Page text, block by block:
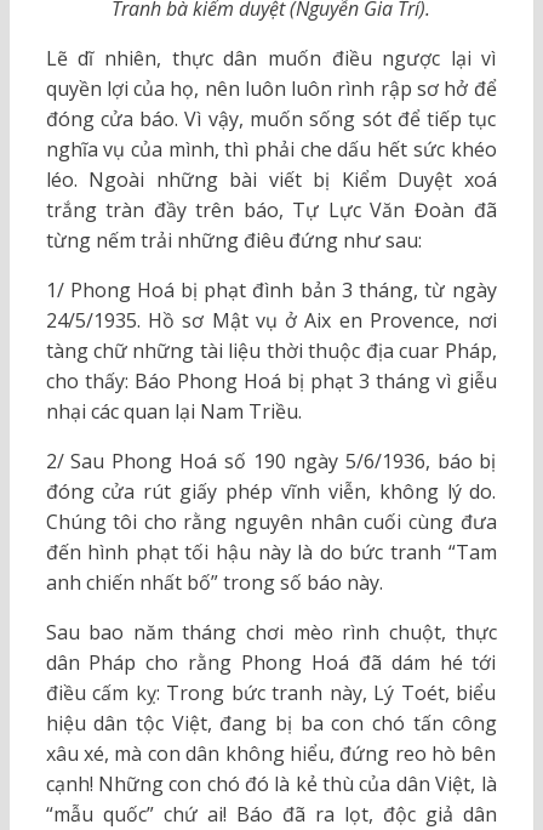
Tranh bà kiểm duyệt (Nguyễn Gia Trí).
Lẽ dĩ nhiên, thực dân muốn điều ngược lại vì
quyền lợi của họ, nên luôn luôn rình rập sơ hở để
đóng cửa báo. Vì vậy, muốn sống sót để tiếp tục
nghĩa vụ của mình, thì phải che dấu hết sức khéo
léo. Ngoài những bài viết bị Kiểm Duyệt xoá
trắng tràn đầy trên báo, Tự Lực Văn Đoàn đã
từng nếm trải những điêu đứng như sau:
1/ Phong Hoá bị phạt đình bản 3 tháng, từ ngày
24/5/1935. Hồ sơ Mật vụ ở Aix en Provence, nơi
tàng chữ những tài liệu thời thuộc địa cuar Pháp,
cho thấy: Báo Phong Hoá bị phạt 3 tháng vì giễu
nhại các quan lại Nam Triều.
2/ Sau Phong Hoá số 190 ngày 5/6/1936, báo bị
đóng cửa rút giấy phép vĩnh viễn, không lý do.
Chúng tôi cho rằng nguyên nhân cuối cùng đưa
đến hình phạt tối hậu này là do bức tranh “Tam
anh chiến nhất bố” trong số báo này.
Sau bao năm tháng chơi mèo rình chuột, thực
dân Pháp cho rằng Phong Hoá đã dám hé tới
điều cấm kỵ: Trong bức tranh này, Lý Toét, biểu
hiệu dân tộc Việt, đang bị ba con chó tấn công
xâu xé, mà con dân không hiểu, đứng reo hò bên
cạnh! Những con chó đó là kẻ thù của dân Việt, là
“mẫu quốc” chứ ai! Báo đã ra lọt, độc giả dân